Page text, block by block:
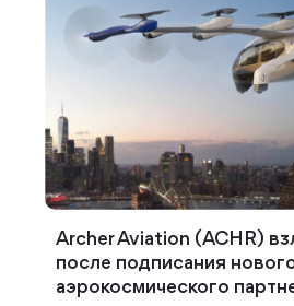
Archer Aviation (ACHR)
после подписания
аэрокосмического